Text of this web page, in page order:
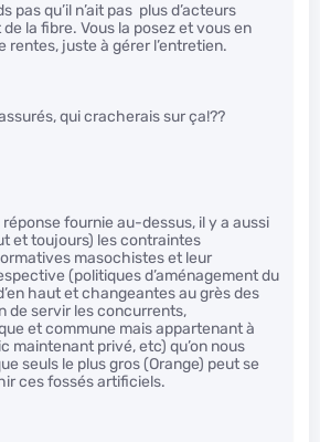
pas qu’il n’ait pas plus d’acteurs
la fibre. Vous la posez et vous en
rentes, juste à gérer l’entretien.
qui cracherais sur ça!??
réponse fournie au-dessus, il y a aussi
et toujours) les contraintes
masochistes et leur
(politiques d’aménagement du
haut et changeantes au grès des
de servir les concurrents,
et commune mais appartenant à
maintenant privé, etc) qu’on nous
seuls le plus gros (Orange) peut se
ces fossés artificiels.